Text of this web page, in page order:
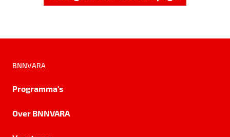
BNNVARA
Programma's
Over BNNVARA